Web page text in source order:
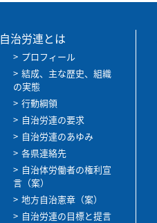
自治労連とは
プロフィール
結成、主な歴史、組織
の実態
行動綱領
自治労連の要求
自治労連のあゆみ
各県連絡先
自治体労働者の権利宣
言（案）
地方自治憲章（案）
自治労連の目標と提言